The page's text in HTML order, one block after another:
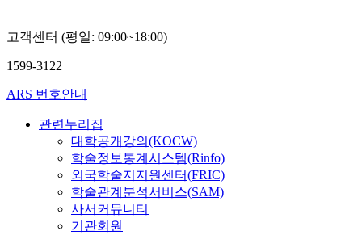
고객센터 (평일: 09:00~18:00)
1599-3122
ARS 번호안내
관련누리집
대학공개강의(KOCW)
학술정보통계시스템(Rinfo)
외국학술지지원센터(FRIC)
학술관계분석서비스(SAM)
사서커뮤니티
기관회원